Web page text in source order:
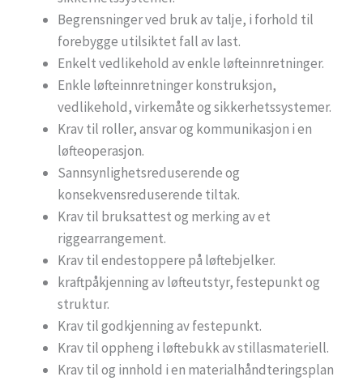
Begrensninger ved bruk av talje, i forhold til
forebygge utilsiktet fall av last.
Enkelt vedlikehold av enkle løfteinnretninger.
Enkle løfteinnretninger konstruksjon,
vedlikehold, virkemåte og sikkerhetssystemer.
Krav til roller, ansvar og kommunikasjon i en
løfteoperasjon.
Sannsynlighetsreduserende og
konsekvensreduserende tiltak.
Krav til bruksattest og merking av et
riggearrangement.
Krav til endestoppere på løftebjelker.
kraftpåkjenning av løfteutstyr, festepunkt og
struktur.
Krav til godkjenning av festepunkt.
Krav til oppheng i løftebukk av stillasmateriell.
Krav til og innhold i en materialhåndteringsplan